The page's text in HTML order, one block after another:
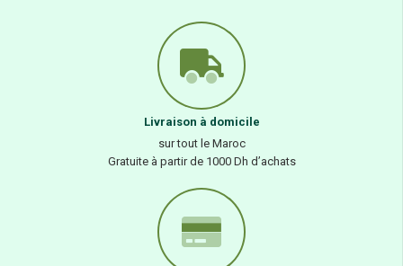
Livraison à domicile
sur tout le Maroc
Gratuite à partir de 1000 Dh d’achats